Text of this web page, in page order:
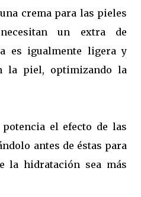
crema para las pieles
un extra de
es igualmente ligera y
la piel, optimizando la
potencia el efecto de las
antes de éstas para
la hidratación sea más